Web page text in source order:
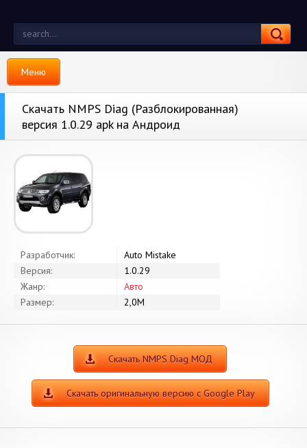
Меню
Скачать NMPS Diag (Разблокированная)
версия 1.0.29 apk на Андроид
Разработчик:
Auto Mistake
Версия:
1.0.29
Жанр:
Авто
Размер:
2,0M
Скачать NMPS Diag МОД
Скачать оригинальную версию с Google Play